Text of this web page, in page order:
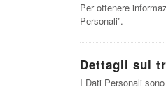
Per ottenere
Personali”.
Dettagli sul
I Dati Personali